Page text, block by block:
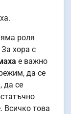
роля
хора с
е важно
да се
да се
Всичко това